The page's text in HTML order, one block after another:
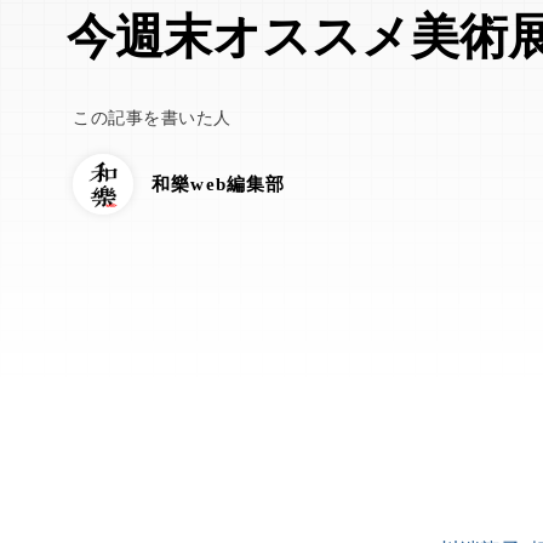
今週末オススメ美術
この記事を書いた人
和樂web編集部